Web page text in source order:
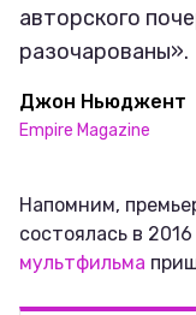
авторского
разочарованы».
Джон Ньюджент
Empire Magazine
Напомним,
состоялась в 2016
мультфильма